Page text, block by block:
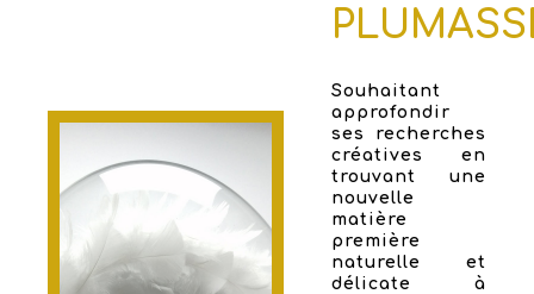
Souhaitant
approfondir
ses recherches
créatives en
trouvant une
nouvelle
matière
première
naturelle et
délicate à